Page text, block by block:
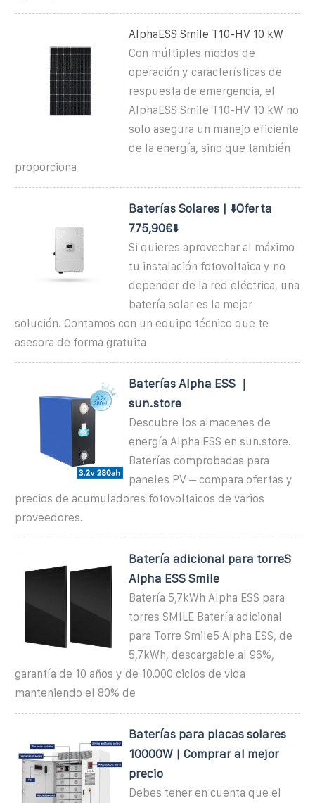
AlphaESS Smile T10-HV 10 kW
Con múltiples modos de
operación y características de
respuesta de emergencia, el
AlphaESS Smile T10-HV 10 kW no
solo asegura un manejo eficiente
de la energía, sino que también
proporciona
Baterías Solares | ⬇️Oferta
775,90€⬇️
Si quieres aprovechar al máximo
tu instalación fotovoltaica y no
depender de la red eléctrica, una
batería solar es la mejor
solución. Contamos con un equipo técnico que te
asesora de forma gratuita
Baterías Alpha ESS ｜
sun.store
Descubre los almacenes de
energía Alpha ESS en sun.store.
Baterías comprobadas para
paneles PV – compara ofertas y
precios de acumuladores fotovoltaicos de varios
proveedores.
Batería adicional para torreS
Alpha ESS Smile
Batería 5,7kWh Alpha ESS para
torres SMILE Batería adicional
para Torre Smile5 Alpha ESS, de
5,7kWh, descargable al 96%,
garantía de 10 años y de 10.000 ciclos de vida
manteniendo el 80% de
Baterías para placas solares
10000W | Comprar al mejor
precio
Debes tener en cuenta que el